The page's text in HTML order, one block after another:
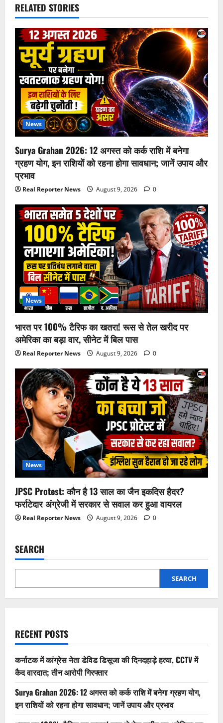
RELATED STORIES
News
Surya Grahan 2026: 12 अगस्त को कर्क राशि में बनेगा
ग्रहण योग, इन राशियों को रहना होगा सावधान; जानें उपाय और
प्रभाव
Real Reporter News August 9, 2026 0
News
भारत पर 100% टैरिफ का खतरा! रूस से तेल खरीद पर
अमेरिका का बड़ा वार, सीनेट में बिल पास
Real Reporter News August 9, 2026 0
News
JPSC Protest: कौन है 13 साल का जैन इकदिस हैदर?
फर्राटेदार अंग्रेजी में सरकार से सवाल कर हुआ वायरल
Real Reporter News August 9, 2026 0
SEARCH
SEARCH
RECENT POSTS
कर्नाटक में कांग्रेस नेता डेविड डिसूजा की दिनदहाड़े हत्या, CCTV में
कैद वारदात; तीन आरोपी गिरफ्तार
Surya Grahan 2026: 12 अगस्त को कर्क राशि में बनेगा ग्रहण योग,
इन राशियों को रहना होगा सावधान; जानें उपाय और प्रभाव